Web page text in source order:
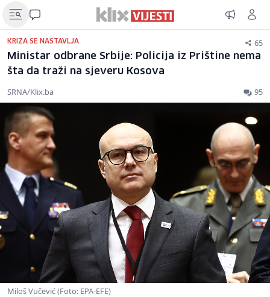
KRIZA SE NASTAVLJA 65
Ministar odbrane Srbije: Policija iz Prištine nema
šta da traži na sjeveru Kosova
SRNA/Klix.ba 95
Miloš Vučević (Foto: EPA-EFE)